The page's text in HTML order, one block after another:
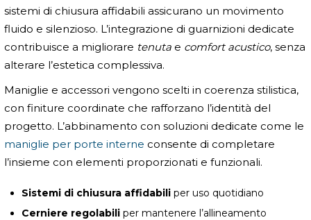
sistemi di chiusura affidabili assicurano un movimento
fluido e silenzioso. L’integrazione di guarnizioni dedicate
contribuisce a migliorare tenuta e comfort acustico, senza
alterare l’estetica complessiva.
Maniglie e accessori vengono scelti in coerenza stilistica,
con finiture coordinate che rafforzano l’identità del
progetto. L’abbinamento con soluzioni dedicate come le
maniglie per porte interne consente di completare
l’insieme con elementi proporzionati e funzionali.
Sistemi di chiusura affidabili per uso quotidiano
Cerniere regolabili per mantenere l’allineamento